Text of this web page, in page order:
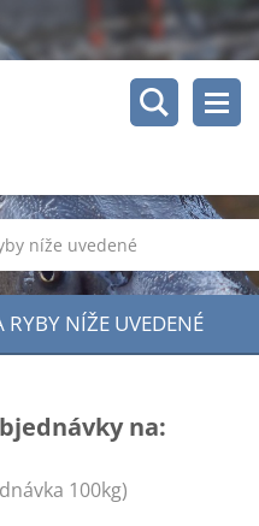
níže uvedené
RYBY NÍŽE UVEDENÉ
na:
100kg)